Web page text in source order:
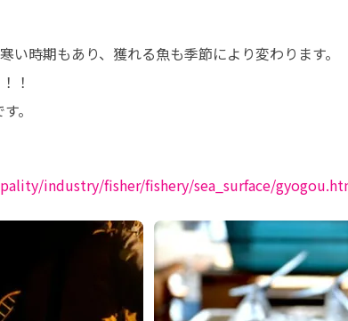
時期もあり、獲れる魚も季節により変わります。
！
。
industry/fisher/fishery/sea_surface/